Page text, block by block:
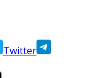
Twitter